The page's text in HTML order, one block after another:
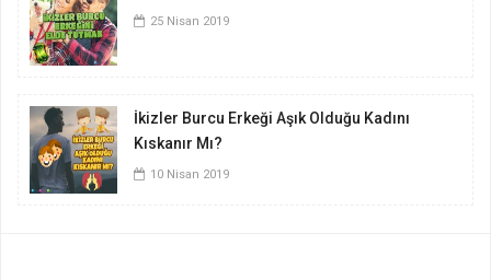
25 Nisan 2019
İkizler Burcu Erkeği Aşık Olduğu Kadını
Kıskanır Mı?
10 Nisan 2019